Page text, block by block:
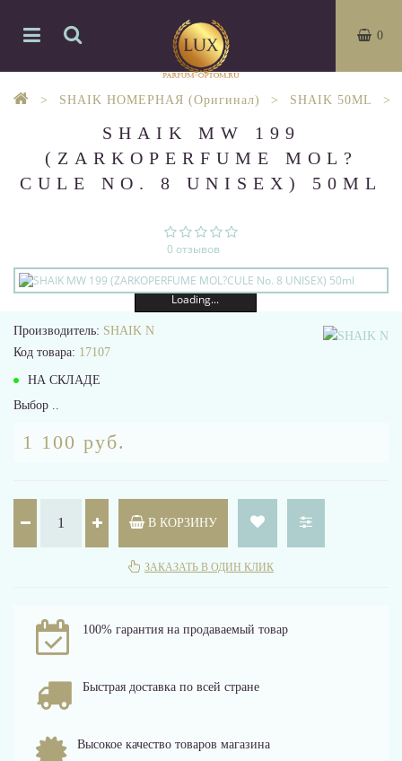
0
SHAIK НОМЕРНАЯ (Оригинал) SHAIK 50ML
SHAIK MW 199
(ZARKOPERFUME MOL?
CULE NO. 8 UNISEX) 50ML
0 отзывов
Loading...
Производитель: SHAIK N
Код товара: 17107
НА СКЛАДЕ
Выбор ..
1 100 руб.
В КОРЗИНУ
ЗАКАЗАТЬ В ОДИН КЛИК
100% гарантия на продаваемый товар
Быстрая доставка по всей стране
Высокое качество товаров магазина